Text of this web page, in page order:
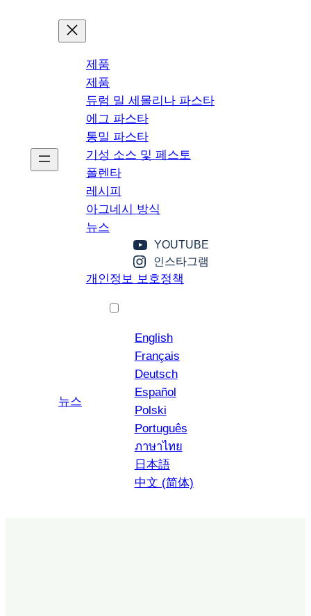
제품
제품
듀럼 밀 세몰리나 파스타
에그 파스타
통밀 파스타
기성 소스 및 페스토
폴렌타
레시피
아그네시 방식
뉴스
YOUTUBE
인스타그램
개인정보 보호정책
뉴스
English
Français
Deutsch
Español
Polski
Português
ภาษาไทย
日本語
中文 (简体)